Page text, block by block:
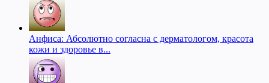
Анфиса: Абсолютно согласна с дерматологом, красота
кожи и здоровье в...